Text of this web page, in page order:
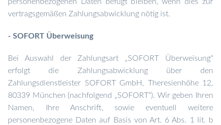
vertragsgemäßen Zahlungsabwicklung nötig ist.
- SOFORT Überweisung
Bei Auswahl der Zahlungsart „SOFORT Überweisung“
erfolgt die Zahlungsabwicklung über den
Zahlungsdienstleister SOFORT GmbH, Theresienhöhe 12,
80339 München (nachfolgend „SOFORT“). Wir geben Ihren
Namen, Ihre Anschrift, sowie eventuell weitere
personenbezogene Daten auf Basis von Art. 6 Abs. 1 lit. b